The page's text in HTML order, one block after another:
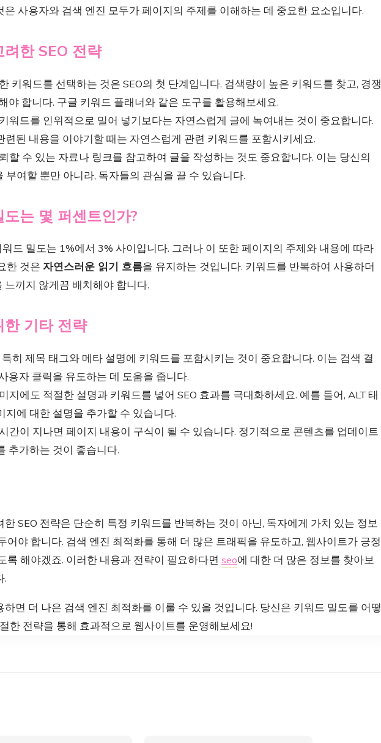
사용자와 검색 엔진 모두가 페이지의 주제를 이해하는 데 중요한 요소입니다.
한 SEO 전략
키워드를 선택하는 것은 SEO의 첫 단계입니다. 검색량이 높은 키워드를 찾고, 경쟁
야 합니다. 구글 키워드 플래너와 같은 도구를 활용해보세요.
키워드를 인위적으로 밀어 넣기보다는 자연스럽게 글에 녹여내는 것이 중요합니다.
련된 내용을 이야기할 때는 자연스럽게 관련 키워드를 포함시키세요.
할 수 있는 자료나 링크를 참고하여 글을 작성하는 것도 중요합니다. 이는 당신의
부여할 뿐만 아니라, 독자들의 관심을 끌 수 있습니다.
는 몇 퍼센트인가?
드 밀도는 1%에서 3% 사이입니다. 그러나 이 또한 페이지의 주제와 내용에 따라
한 것은 자연스러운 읽기 흐름을 유지하는 것입니다. 키워드를 반복하여 사용하더
끼지 않게끔 배치해야 합니다.
한 기타 전략
특히 제목 태그와 메타 설명에 키워드를 포함시키는 것이 중요합니다. 이는 검색 결
용자 클릭을 유도하는 데 도움을 줍니다.
지에도 적절한 설명과 키워드를 넣어 SEO 효과를 극대화하세요. 예를 들어, ALT 태
지에 대한 설명을 추가할 수 있습니다.
간이 지나면 페이지 내용이 구식이 될 수 있습니다. 정기적으로 콘텐츠를 업데이트
추가하는 것이 좋습니다.
SEO 전략은 단순히 특정 키워드를 반복하는 것이 아닌, 독자에게 가치 있는 정보
어야 합니다. 검색 엔진 최적화를 통해 더 많은 트래픽을 유도하고, 웹사이트가 긍정
록 해야겠죠. 이러한 내용과 전략이 필요하다면 seo에 대한 더 많은 정보를 찾아보
.
면 더 나은 검색 엔진 최적화를 이룰 수 있을 것입니다. 당신은 키워드 밀도를 어떻
한 전략을 통해 효과적으로 웹사이트를 운영해보세요!